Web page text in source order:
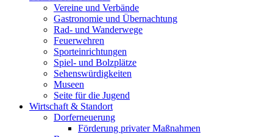
Vereine und Verbände
Gastronomie und Übernachtung
Rad- und Wanderwege
Feuerwehren
Sporteinrichtungen
Spiel- und Bolzplätze
Sehenswürdigkeiten
Museen
Seite für die Jugend
Wirtschaft & Standort
Dorferneuerung
Förderung privater Maßnahmen